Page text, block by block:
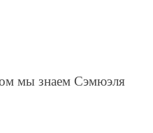
мы знаем Сэмюэля